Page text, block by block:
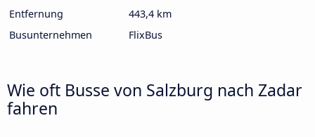
Entfernung
443,4 km
Busunternehmen
FlixBus
Wie oft Busse von Salzburg nach Zadar
fahren